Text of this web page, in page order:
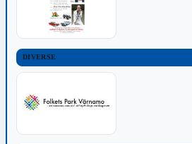
DIVERSE